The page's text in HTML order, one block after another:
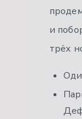
и
трёх